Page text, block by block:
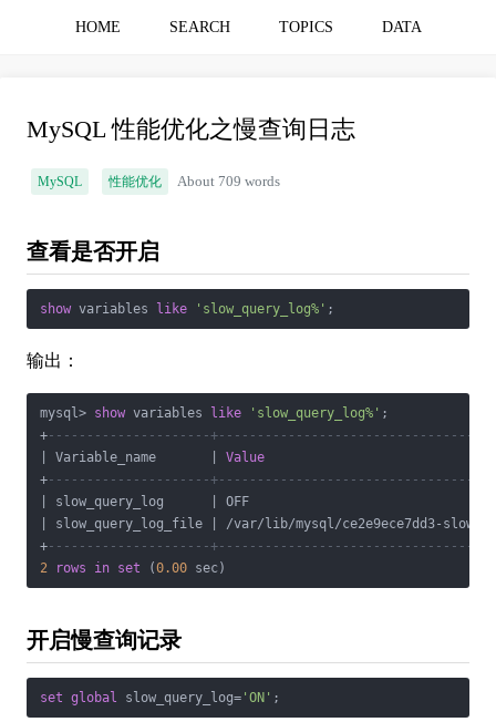
HOME SEARCH TOPICS DATA
MySQL 性能优化之慢查询日志
MySQL 性能优化 About 709 words
查看是否开启
show variables like 'slow_query_log%'
输出：
mysql> show variables like 'slow_query_log%'
+---------------------
Variable_name
Value
+---------------------
slow_query_log
slow_query_log_file /var/ lib/mysql/ce2e9ece7dd3-
+---------------------
2
rows in set (0.00
开启慢查询记录
set global slow_query_log= 'ON'